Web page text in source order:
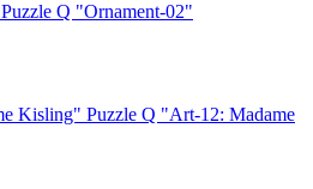
Puzzle Q "Ornament-02"
Puzzle Q "Art-12: Madame